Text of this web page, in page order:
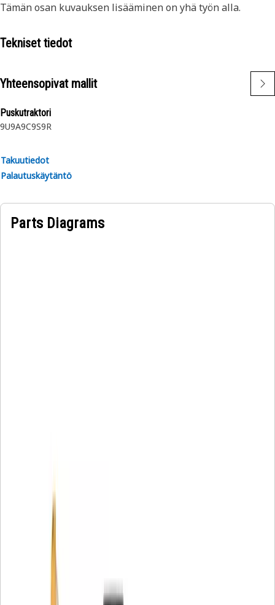
Tämän osan kuvauksen lisääminen on yhä työn alla.
Tekniset tiedot
Yhteensopivat mallit
Puskutraktori
9U9A9C9S9R
Takuutiedot
Palautuskäytäntö
Parts Diagrams